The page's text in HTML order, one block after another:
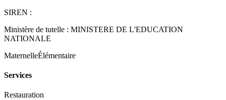
SIREN :
Ministère de tutelle : MINISTERE DE L'EDUCATION
NATIONALE
MaternelleÉlémentaire
Services
Restauration